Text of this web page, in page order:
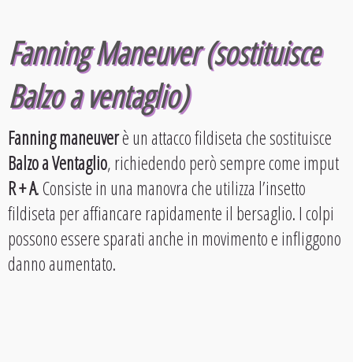
Fanning Maneuver (sostituisce
Balzo a ventaglio)
Fanning maneuverè un attacco fildiseta che sostituisce
Balzo a Ventaglio, richiedendo però sempre come imput
R + A. Consiste in una manovra che utilizza l’insetto
fildiseta per affiancare rapidamente il bersaglio. I colpi
possono essere sparati anche in movimento e infliggono
danno aumentato.